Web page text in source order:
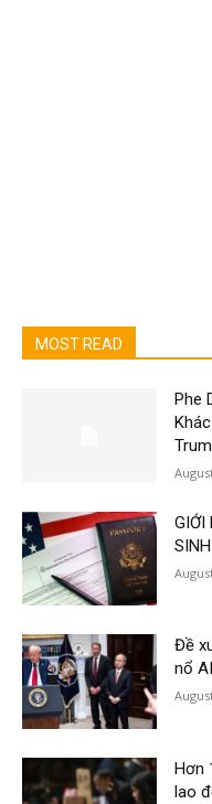
MOST READ
Phe
GIỚI
Đề
nổ
Hơn
lao